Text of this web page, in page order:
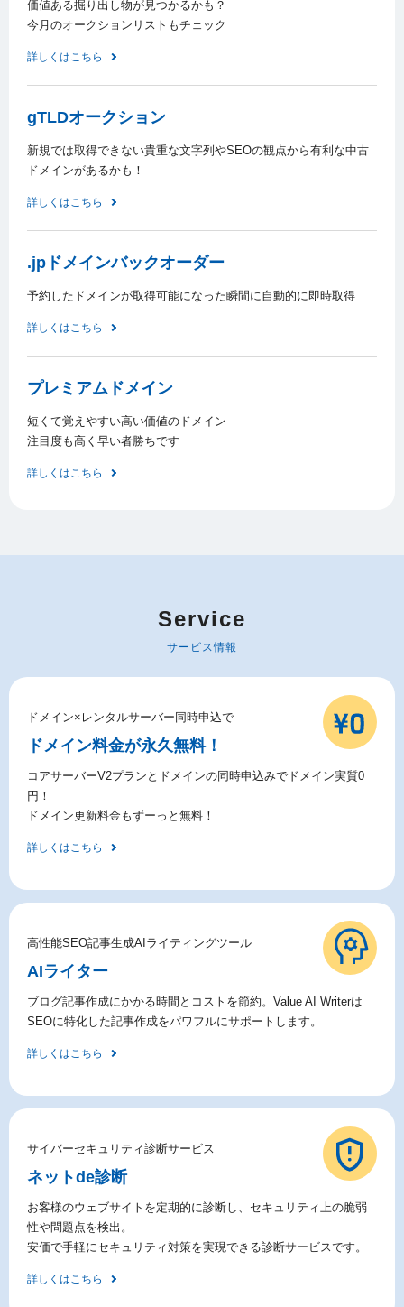
価値ある掘り出し物が見つかるかも？
今月のオークションリストもチェック
詳しくはこちら
gTLDオークション
新規では取得できない貴重な文字列やSEOの観点から有利な中古
ドメインがあるかも！
詳しくはこちら
.jpドメインバックオーダー
予約したドメインが取得可能になった瞬間に自動的に即時取得
詳しくはこちら
プレミアムドメイン
短くて覚えやすい高い価値のドメイン
注目度も高く早い者勝ちです
詳しくはこちら
Service
サービス情報
ドメイン×レンタルサーバー同時申込で
ドメイン料金が永久無料！
コアサーバーV2プランとドメインの同時申込みでドメイン実質0
円！
ドメイン更新料金もずーっと無料！
詳しくはこちら
高性能SEO記事生成AIライティングツール
AIライター
ブログ記事作成にかかる時間とコストを節約。Value AI Writerは
SEOに特化した記事作成をパワフルにサポートします。
詳しくはこちら
サイバーセキュリティ診断サービス
ネットde診断
お客様のウェブサイトを定期的に診断し、セキュリティ上の脆弱
性や問題点を検出。
安価で手軽にセキュリティ対策を実現できる診断サービスです。
詳しくはこちら